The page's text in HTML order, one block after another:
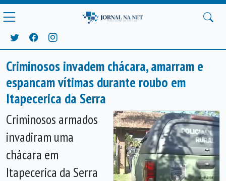
Criminosos invadem chácara, amarram e
espancam vítimas durante roubo em
Itapecerica da Serra
Criminosos armados
invadiram uma
chácara em
Itapecerica da Serra